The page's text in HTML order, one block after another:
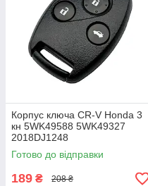
Корпус ключа CR-V Honda 3
кн 5WK49588 5WK49327
2018DJ1248
Готово до відправки
189 ₴ 208 ₴